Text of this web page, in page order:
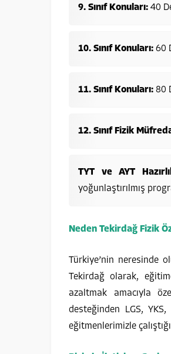
9. Sınıf Konuları: 40
10. Sınıf Konuları: 60
11. Sınıf Konuları: 80
12. Sınıf Fizik
TYT ve AYT
yoğunlaştırılmış
Neden Tekirdağ Fizik
Türkiye’nin neresinde
Tekirdağ olarak,
azaltmak amacıyla
desteğinden LGS,
eğitmenlerimizle